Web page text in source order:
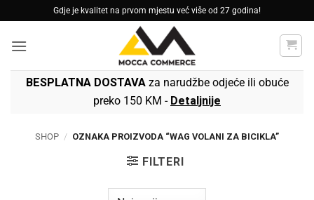
to
content
Gdje je kvalitet na prvom mjestu već više od 27 godina!
BESPLATNA DOSTAVAza narudžbe odjeće ili obuće
preko 150 KM - Detaljnije
SHOP / OZNAKA PROIZVODA “WAG VOLANI ZA BICIKLA”
FILTERI